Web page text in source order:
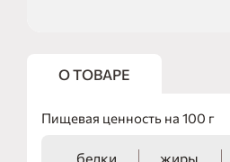
О ТОВАРЕ
Пищевая ценность на 100 г
белки жиры